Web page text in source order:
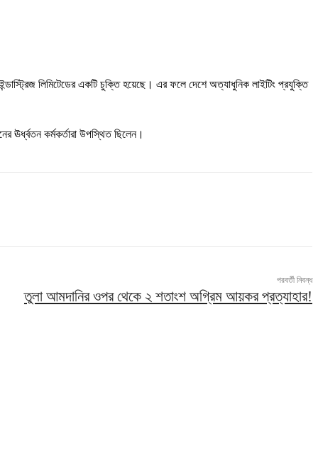
ইন্ডাস্ট্রিজ লিমিটেডের একটি চুক্তি হয়েছে। এর ফলে দেশে অত্যাধুনিক লাইটিং প্রযুক্তি
ঊর্ধ্বতন কর্মকর্তারা উপস্থিত ছিলেন।
পরবর্তী নিবন্ধ
তুলা আমদানির ওপর থেকে ২ শতাংশ অগ্রিম আয়কর প্রত্যাহার!